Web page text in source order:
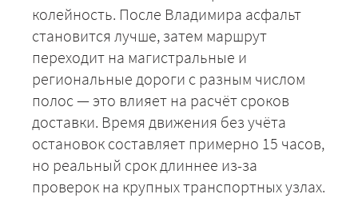
колейность. После Владимира асфальт
становится лучше, затем маршрут
переходит на магистральные и
региональные дороги с разным числом
полос — это влияет на расчёт сроков
доставки. Время движения без учёта
остановок составляет примерно 15 часов,
но реальный срок длиннее из-за
проверок на крупных транспортных узлах.